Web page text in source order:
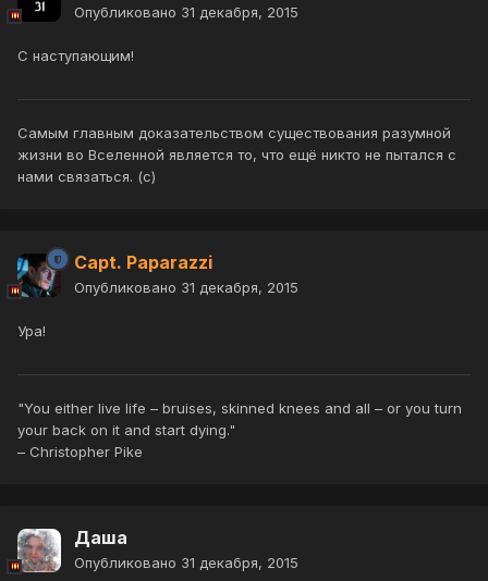
Опубликовано 31 декабря, 2015
С наступающим!
Самым главным доказательством существования разумной
жизни во Вселенной является то, что ещё никто не пытался с
нами связаться. (с)
Capt. Paparazzi
Опубликовано 31 декабря, 2015
Ура!
"You either live life – bruises, skinned knees and all – or you turn
your back on it and start dying."
– Christopher Pike
Даша
Опубликовано 31 декабря, 2015